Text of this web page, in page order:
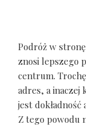
Podróż w
znosi lepszego
centrum.
adres, a inaczej
jest
Z tego powodu